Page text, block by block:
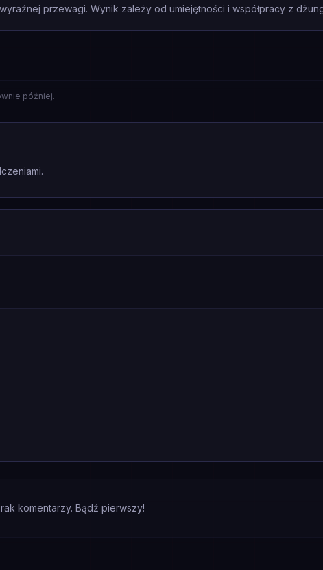
przewagi. Wynik zależy od umiejętności i współpracy z
później.
komentarzy. Bądź pierwszy!